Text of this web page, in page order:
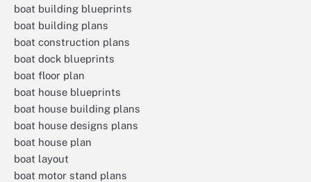
boat building blueprints
boat building plans
boat construction plans
boat dock blueprints
boat floor plan
boat house blueprints
boat house building plans
boat house designs plans
boat house plan
boat layout
boat motor stand plans